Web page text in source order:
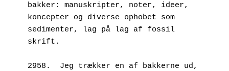
bakker: manuskripter, noter, ideer,
koncepter og diverse ophobet som
sedimenter, lag på lag af fossil
skrift.
2958.  Jeg trækker en af bakkerne ud,